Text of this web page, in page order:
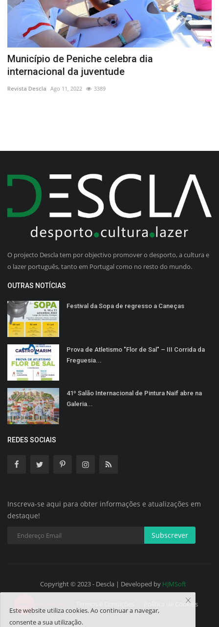
Município de Peniche celebra dia
internacional da juventude
Revista Descla Ago 11, 2022 3389
O projecto Descla tem por objectivo promover o desporto, a cultura e
o lazer português, tanto em Portugal como no resto do mundo.
OUTRAS NOTÍCIAS
Festival da Sopa de regresso a Caneças
Prova de Atletismo "Flor de Sal" – III Corrida da
Freguesia...
41º Salão Internacional de Pintura Naïf abre na
Galeria...
REDES SOCIAIS
Inscreva-se aqui para obter informações e atualizações em
destaque!
Subscrever
Copyright © 2023 - Descla | Developed by HJMSoft
Política de Cookies
Este website utiliza cookies. Ao continuar a navegar,
consente a sua utilização.